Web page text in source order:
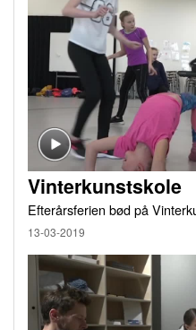
Vinterkunstskole
Efterårsferien bød på
13-03-2019